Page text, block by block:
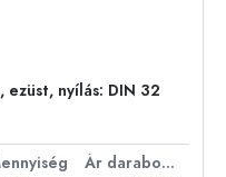
nyílás: DIN 32
Ár darabonként